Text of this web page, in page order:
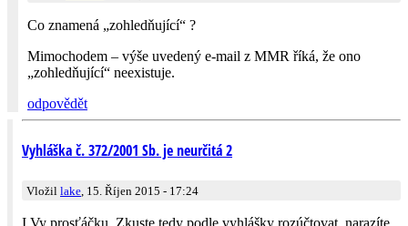
Co znamená „zohledňující“ ?
Mimochodem – výše uvedený e-mail z MMR říká, že ono
„zohledňující“ neexistuje.
odpovědět
Vyhláška č. 372/2001 Sb. je neurčitá 2
Vložil lake , 15. Říjen 2015 - 17:24
I Vy prosťáčku. Zkuste tedy podle vyhlášky rozúčtovat, narazíte